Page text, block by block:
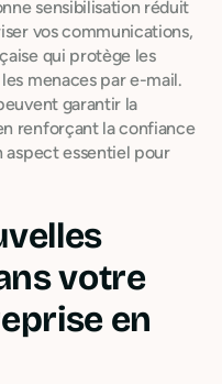
sensibilisation réduit
vos communications,
qui protège les
menaces par e-mail.
garantir la
renforçant la confiance
aspect essentiel pour
votre
en